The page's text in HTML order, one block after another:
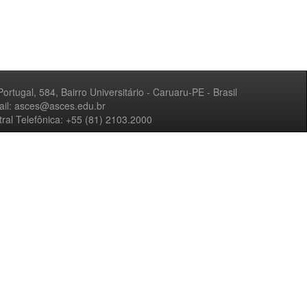
584, Bairro Universitário - Caruaru-PE - Brasil
asces@asces.edu.br
Telefônica: +55 (81) 2103.2000